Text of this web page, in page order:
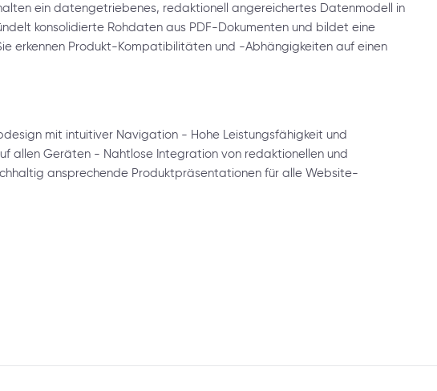
ein datengetriebenes, redaktionell angereichertes Datenmodell in
konsolidierte Rohdaten aus PDF-Dokumenten und bildet eine
erkennen Produkt-Kompatibilitäten und -Abhängigkeiten auf einen
mit intuitiver Navigation - Hohe Leistungsfähigkeit und
allen Geräten - Nahtlose Integration von redaktionellen und
ansprechende Produktpräsentationen für alle Website-